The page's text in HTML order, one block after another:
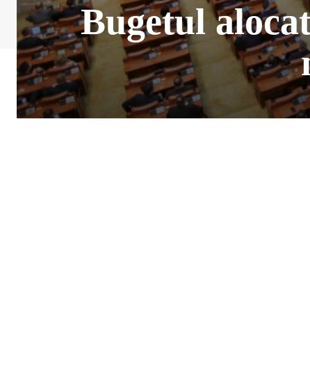
Bugetul